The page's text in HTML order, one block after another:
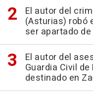
El autor del
(Asturias) robó
ser apartado
El autor del
Guardia Civil
destinado en